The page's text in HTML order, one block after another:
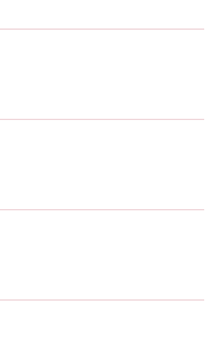
正アクセス・紛
止するため、必要か
的防御措置を講じ
に必要な範囲で、取
ります。
いて責任を有しま
ス